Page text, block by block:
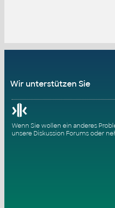
Wir unterstützen Sie
Wenn Sie wollen ein anderes
unsere Diskussion Forumsoder